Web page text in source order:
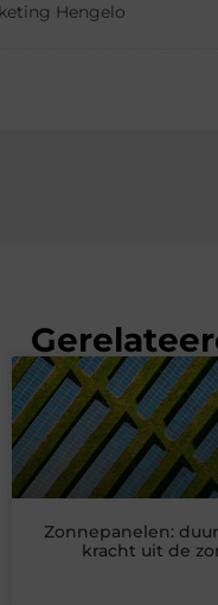
Hengelo
Zonnepanelen:
kracht uit de